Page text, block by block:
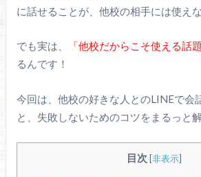
に話せることが、他校の相手には使えな
でも実は、 「他校だからこそ使える話題
るんです！
今回は、他校の好きな人とのLINEで会
と、失敗しないためのコツをまるっと
目次 [非表示]